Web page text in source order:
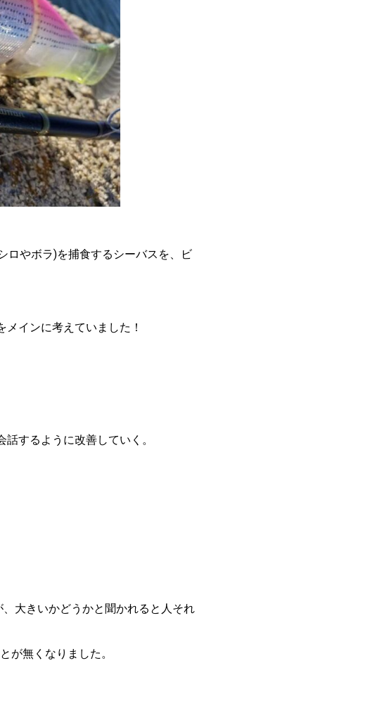
ロやボラ)を捕食するシーバスを、ビ
メインに考えていました！
話するように改善していく。
大きいかどうかと聞かれると人それ
が無くなりました。